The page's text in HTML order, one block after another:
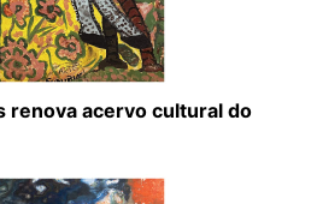
renova acervo cultural do